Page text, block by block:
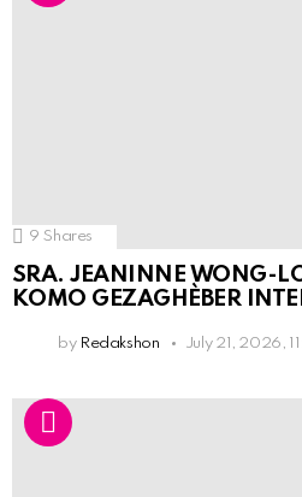
9 Shares
SRA. JEANINNE WONG-
KOMO GEZAGHÈBER
by Redakshon July 21, 2026,